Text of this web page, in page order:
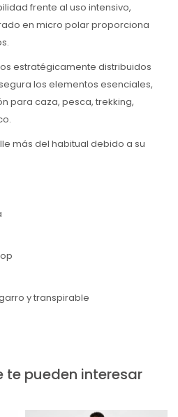
frente al uso intensivo,
en micro polar proporciona
estratégicamente distribuidos
los elementos esenciales,
para caza, pesca, trekking,
más del habitual debido a su
y transpirable
te pueden interesar